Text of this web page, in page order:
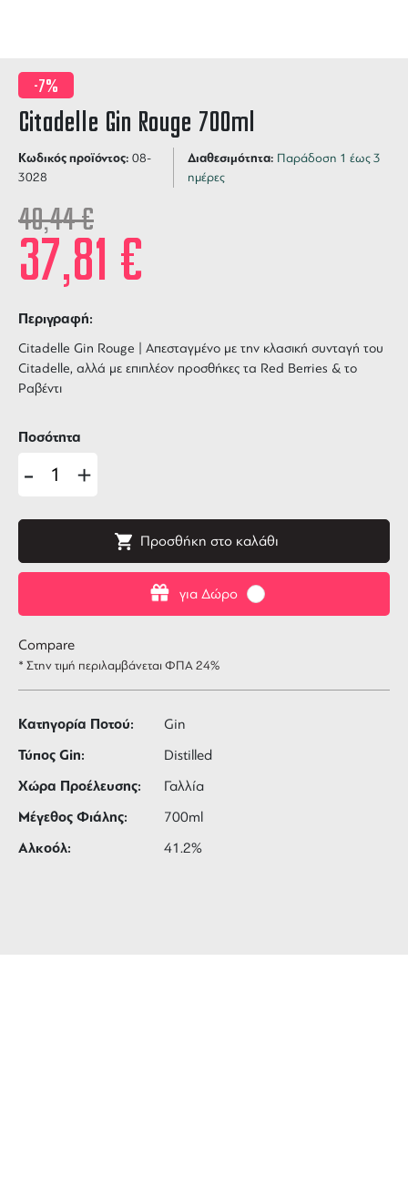
-7%
Citadelle Gin Rouge 700ml
Κωδικός προϊόντος: 08-
3028
Διαθεσιμότητα: Παράδοση 1 έως 3
ημέρες
40,44€
37,81 €
Περιγραφή:
Citadelle Gin Rouge | Απεσταγμένο με την κλασική συνταγή του
Citadelle, αλλά με επιπλέον προσθήκες τα Red Berries & το
Ραβέντι
για Δώρο
Ποσότητα
- +
Προσθήκη στο καλάθι
Compare
* Στην τιμή περιλαμβάνεται ΦΠΑ 24%
Κατηγορία Ποτού: Gin
Τύπος Gin: Distilled
Χώρα Προέλευσης: Γαλλία
Μέγεθος Φιάλης: 700ml
Αλκοόλ: 41.2%